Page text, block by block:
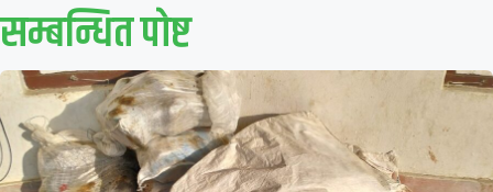
सम्बन्धित पाेष्ट